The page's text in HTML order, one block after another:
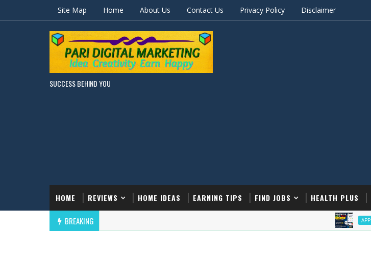
Site Map Home About Us Contact Us Privacy Policy Disclaimer
SUCCESS BEHIND YOU
HOME REVIEWS HOME IDEAS EARNING TIPS FIND JOBS HEALTH PLUS
BREAKING APPS REVIEWS